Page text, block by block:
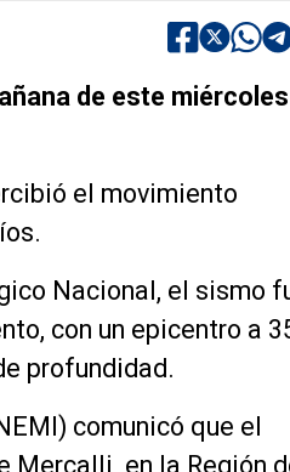
de este
el movimiento
Nacional, el sismo
con un epicentro a
profundidad.
comunicó que el
Mercalli en la Región